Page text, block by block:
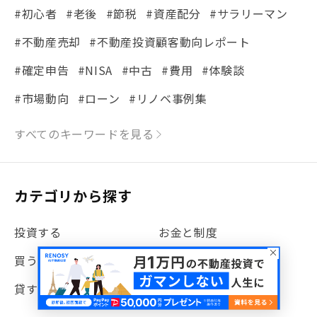
#初心者 #老後 #節税 #資産配分 #サラリーマン
#不動産売却
#不動産投資顧客動向レポート
#確定申告
#NISA #中古 #費用
#体験談
#市場動向
#ローン
#リノベ事例集
#シミュレーション #まちの住みやすさ発見！
#REIT
#新型コロナ #ETF #固定資産税
#団体信用生命保険
#贈与税 #災害に備える
#書類 #リスク分散 #リノシーチャンネル #DIY
すべてのキーワードを見る
カテゴリから探す
投資する
お金と制度
買う
売る
貸す
特集